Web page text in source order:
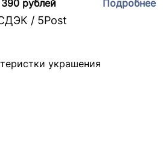
рублей Подробнее
/ 5Post
украшения